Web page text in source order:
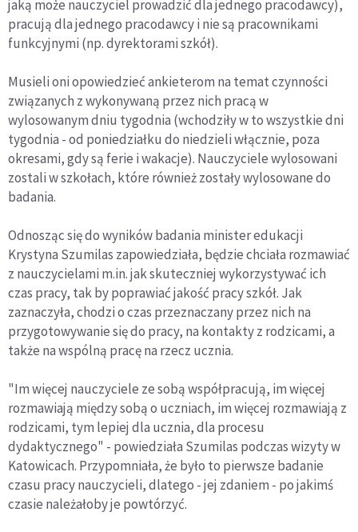
jaką może nauczyciel prowadzić dla jednego pracodawcy),
pracują dla jednego pracodawcy i nie są pracownikami
funkcyjnymi (np. dyrektorami szkół).
Musieli oni opowiedzieć ankieterom na temat czynności
związanych z wykonywaną przez nich pracą w
wylosowanym dniu tygodnia (wchodziły w to wszystkie dni
tygodnia - od poniedziałku do niedzieli włącznie, poza
okresami, gdy są ferie i wakacje). Nauczyciele wylosowani
zostali w szkołach, które również zostały wylosowane do
badania.
Odnosząc się do wyników badania minister edukacji
Krystyna Szumilas zapowiedziała, będzie chciała rozmawiać
z nauczycielami m.in. jak skuteczniej wykorzystywać ich
czas pracy, tak by poprawiać jakość pracy szkół. Jak
zaznaczyła, chodzi o czas przeznaczany przez nich na
przygotowywanie się do pracy, na kontakty z rodzicami, a
także na wspólną pracę na rzecz ucznia.
"Im więcej nauczyciele ze sobą współpracują, im więcej
rozmawiają między sobą o uczniach, im więcej rozmawiają z
rodzicami, tym lepiej dla ucznia, dla procesu
dydaktycznego" - powiedziała Szumilas podczas wizyty w
Katowicach. Przypomniała, że było to pierwsze badanie
czasu pracy nauczycieli, dlatego - jej zdaniem - po jakimś
czasie należałoby je powtórzyć.